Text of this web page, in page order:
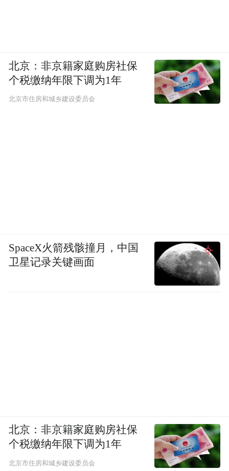
北京：非京籍家庭购房社保
个税缴纳年限下调为1年
北京市住房和城乡建设委员会
SpaceX火箭残骸撞月，中国
卫星记录关键画面
北京：非京籍家庭购房社保
个税缴纳年限下调为1年
北京市住房和城乡建设委员会